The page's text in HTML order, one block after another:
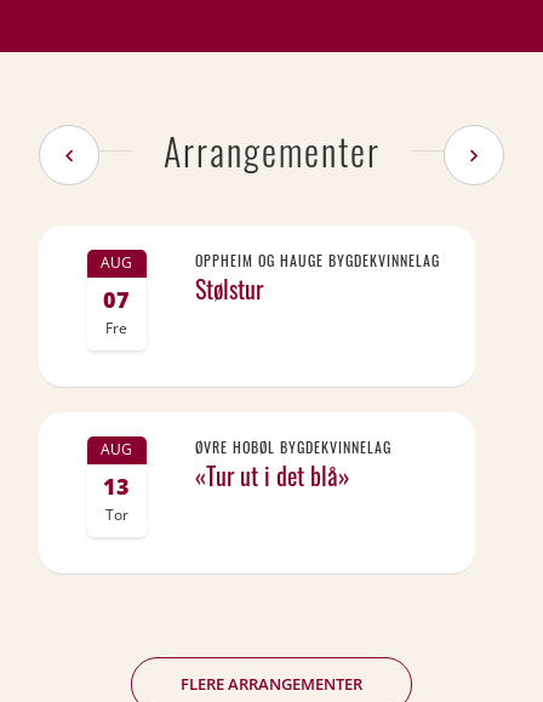
Arrangementer
AUG
07
Fre
OPPHEIM OG HAUGE BYGDEKVINNELAG
Stølstur
AUG
13
Tor
ØVRE HOBØL BYGDEKVINNELAG
«Tur ut i det blå»
FLERE ARRANGEMENTER